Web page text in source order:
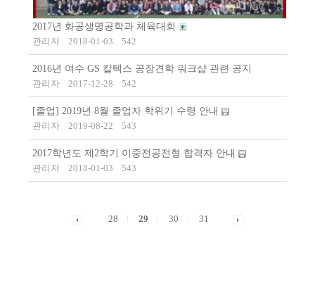
2017년 화공생명공학과 체육대회
관리자
2018-01-03 542
2016년 여수 GS 칼텍스 공장견학 워크샵 관련 공지
관리자
2017-12-28 542
[졸업] 2019년 8월 졸업자 학위기 수령 안내
관리자
2019-08-22 543
2017학년도 제2학기 이중전공전형 합격자 안내
관리자
2018-01-03 543
28 29 30 31